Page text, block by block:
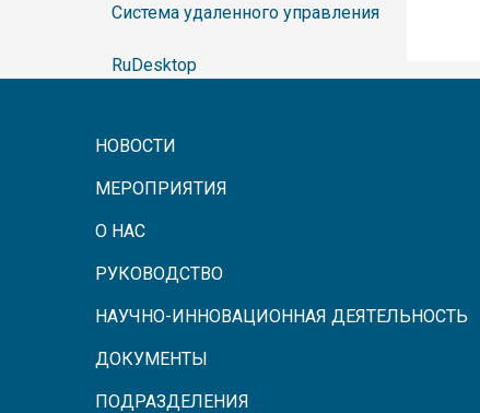
Система удаленного управления
RuDesktop
НОВОСТИ
МЕРОПРИЯТИЯ
О НАС
РУКОВОДСТВО
НАУЧНО-ИННОВАЦИОННАЯ ДЕЯТЕЛЬНОСТЬ
ДОКУМЕНТЫ
ПОДРАЗДЕЛЕНИЯ